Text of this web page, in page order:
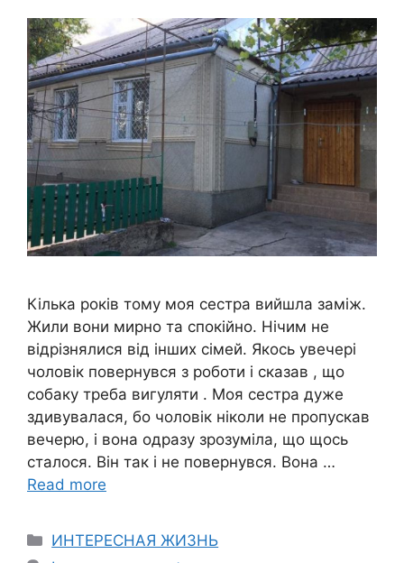
Кілька років тому моя сестра вийшла заміж.
Жили вони мирно та спокійно. Нічим не
відрізнялися від інших сімей. Якось увечері
чоловік повернувся з роботи і сказав , що
собаку треба вигуляти . Моя сестра дуже
здивувалася, бо чоловік ніколи не пропускав
вечерю, і вона одразу зрозуміла, що щось
сталося. Він так і не повернувся. Вона …
Read more
Categories
ИНТЕРЕСНАЯ ЖИЗНЬ